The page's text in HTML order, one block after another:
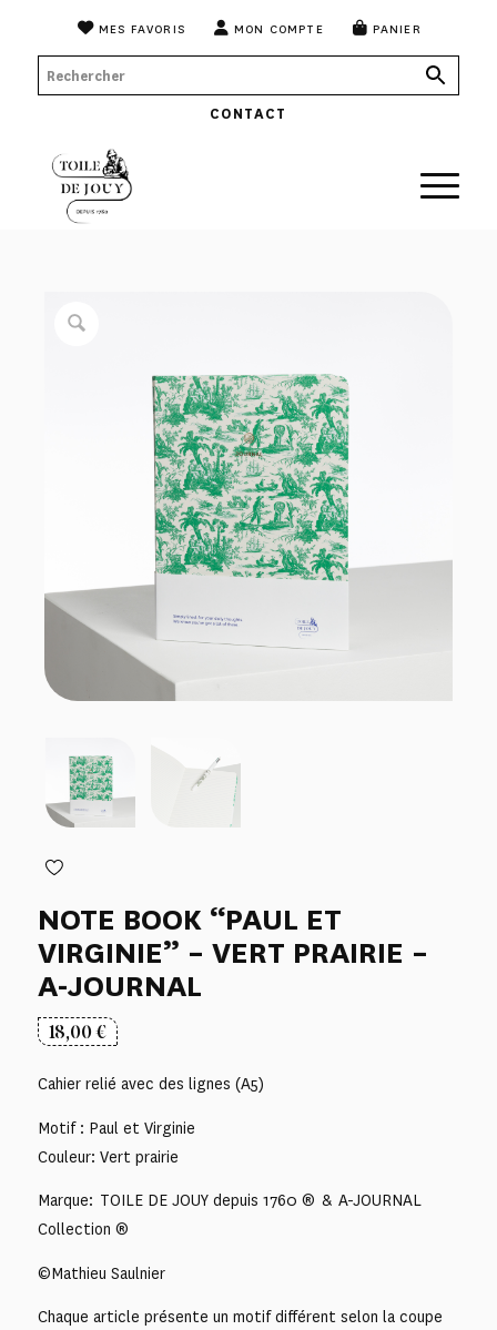
MES FAVORIS MON COMPTE PANIER
CONTACT
NOTE BOOK “PAUL ET
VIRGINIE” – VERT PRAIRIE –
A-JOURNAL
18,00€
Cahier relié avec des lignes (A5)
Motif : Paul et Virginie
Couleur: Vert prairie
Marque: TOILE DE JOUY depuis 1760 ® & A-JOURNAL
Collection ®
©Mathieu Saulnier
Chaque article présente un motif différent selon la coupe